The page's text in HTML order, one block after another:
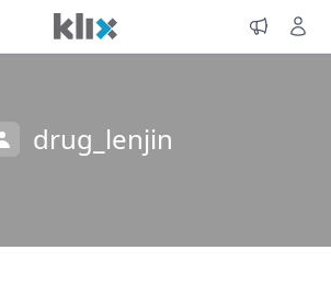
drug_lenjin